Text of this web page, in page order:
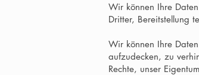
Wir können Ihre
Dritter, Bereitstellung
Wir können Ihre
aufzudecken, zu
Rechte, unser